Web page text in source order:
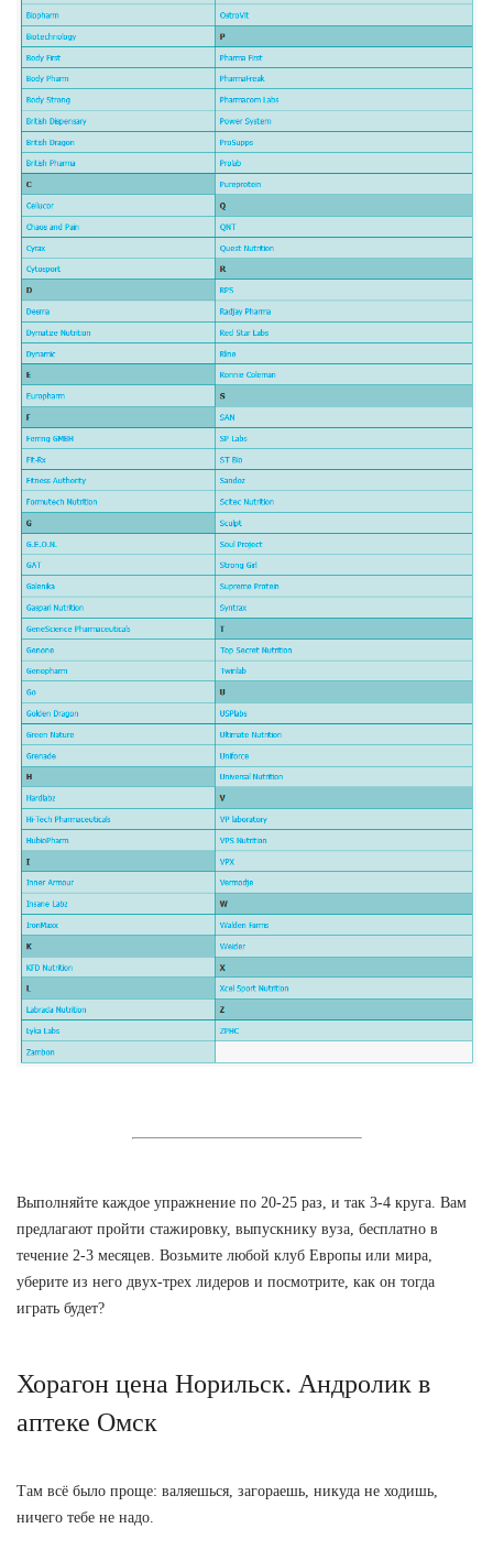
Выполняйте каждое упражнение по 20-25 раз, и так 3-4 круга. Вам
предлагают пройти стажировку, выпускнику вуза, бесплатно в
течение 2-3 месяцев. Возьмите любой клуб Европы или мира,
уберите из него двух-трех лидеров и посмотрите, как он тогда
играть будет?
Хорагон цена Норильск. Андролик в
аптеке Омск
Там всё было проще: валяешься, загораешь, никуда не ходишь,
ничего тебе не надо.